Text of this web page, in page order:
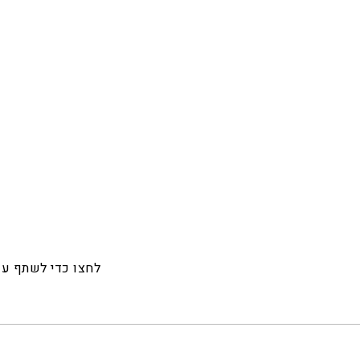
לחצו כדי לשתף